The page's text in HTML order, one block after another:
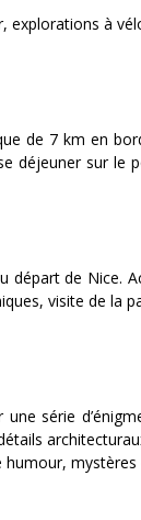
à
de 7 km en
déjeuner sur le
départ de Nice.
visite de la
une série
humour, mystères